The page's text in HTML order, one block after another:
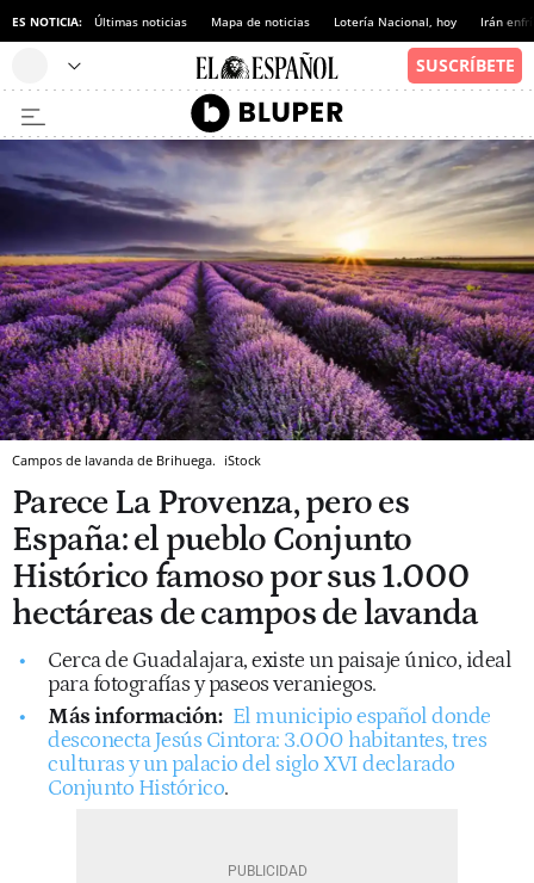
ES NOTICIA: Últimas noticias Mapa de noticias Lotería Nacional, hoy Irán
Campos de lavanda de Brihuega. iStock
Parece La Provenza, pero es
España: el pueblo Conjunto
Histórico famoso por sus 1.000
hectáreas de campos de lavanda
Cerca de Guadalajara, existe un paisaje único, ideal
para fotografías y paseos veraniegos.
Más información: El municipio español donde
desconecta Jesús Cintora: 3.000 habitantes, tres
culturas y un palacio del siglo XVI declarado
Conjunto Histórico.